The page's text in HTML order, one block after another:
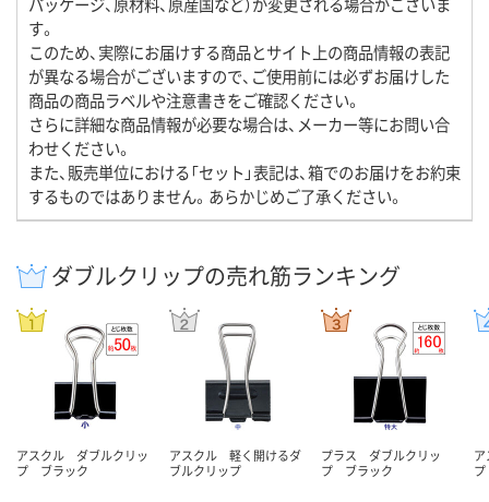
す。
このため、実際にお届けする商品とサイト上の商品情報の表記
が異なる場合がございますので、ご使用前には必ずお届けした
商品の商品ラベルや注意書きをご確認ください。
さらに詳細な商品情報が必要な場合は、メーカー等にお問い合
わせください。
また、販売単位における「セット」表記は、箱でのお届けをお約束
するものではありません。あらかじめご了承ください。
ダブルクリップの売れ筋ランキング
アスクル ダブルクリッ
プ ブラック
アスクル 軽く開けるダ
ブルクリップ
プラス ダブルクリッ
プ ブラック